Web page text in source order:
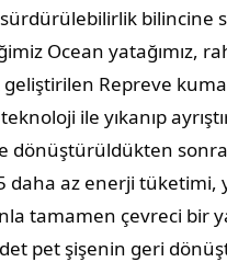
sürdürülebilirlik
Ocean yatağımız,
Repreve
ile yıkanıp
dönüştürüldükten
daha az enerji tüketimi,
tamamen çevreci bir
pet şişenin geri